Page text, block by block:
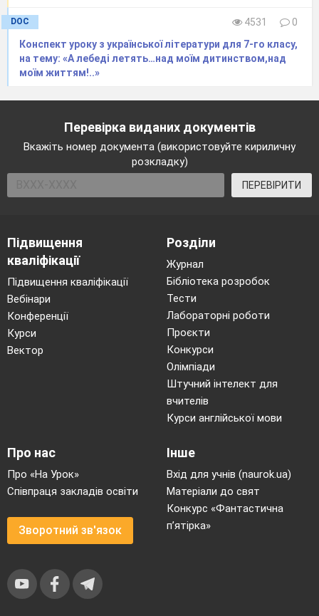
DOC 4531
0
Конспект уроку з української літератури для 7-го класу,
на тему: «А лебеді летять…над моїм дитинством,над
моїм життям!..»
Перевірка виданих документів
Вкажіть номер документа (використовуйте кириличну
розкладку)
ПЕРЕВІРИТИ
Підвищення
кваліфікації
Підвищення кваліфікації
Вебінари
Конференції
Курси
Вектор
Розділи
Журнал
Бібліотека розробок
Тести
Лабораторні роботи
Проєкти
Конкурси
Олімпіади
Штучний інтелект для
вчителів
Курси англійської мови
Про нас
Про «На Урок»
Співпраця закладів освіти
Зворотний зв'язок
Інше
Вхід для учнів (naurok.ua)
Матеріали до свят
Конкурс «Фантастична
п’ятірка»